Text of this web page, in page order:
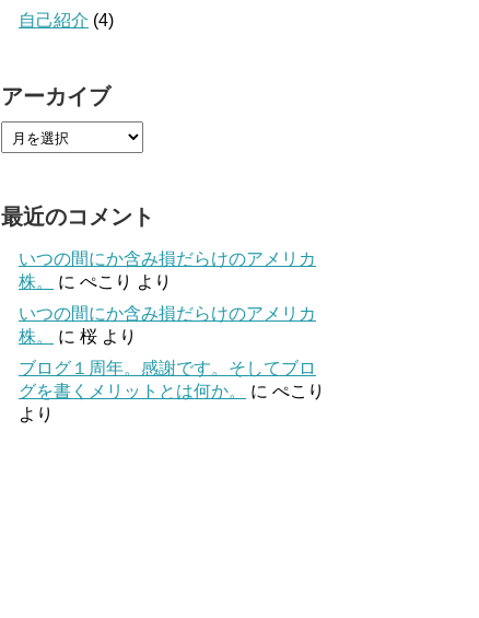
自己紹介 (4)
アーカイブ
最近のコメント
いつの間にか含み損だらけのアメリカ
株。
に ぺこり より
いつの間にか含み損だらけのアメリカ
株。
に 桜 より
ブログ１周年。感謝です。そしてブロ
グを書くメリットとは何か。
に ぺこり
より